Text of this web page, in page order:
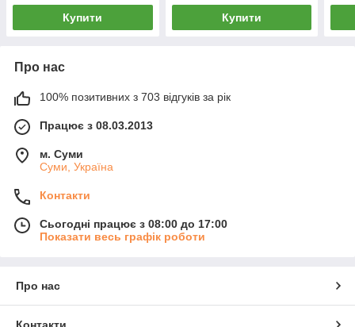
Купити Купити
Про нас
100% позитивних з 703 відгуків за рік
Працює з 08.03.2013
м. Суми
Суми, Україна
Контакти
Сьогодні працює з 08:00 до 17:00
Показати весь графік роботи
Про нас